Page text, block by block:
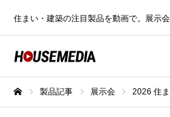
住まい・建築の注目製品を動画で。展示
製品記事 展示会 2026 住ま